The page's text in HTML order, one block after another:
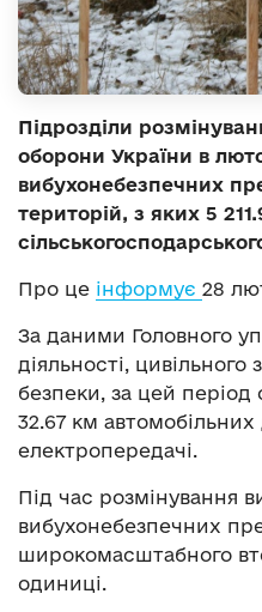
Підрозділи
оборони України в
вибухонебезпечних
територій, з яких 5
Про це інформує 28
За даними Головного
діяльності, цивільного
безпеки, за цей
32.67 км автомобільних
електропередачі.
Під час розмінування
вибухонебезпечних
широкомасштабного
одиниці.